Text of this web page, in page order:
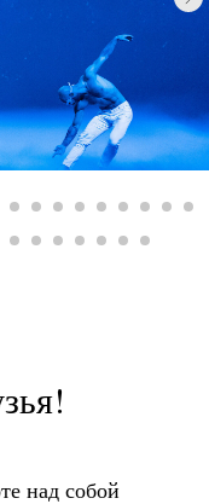
над собой